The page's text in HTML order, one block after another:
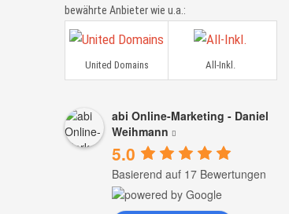
bewährte Anbieter wie u.a.:
United Domains All-Inkl.
abi Online-Marketing - Daniel
Weihmann
5.0
Basierend auf 17 Bewertungen